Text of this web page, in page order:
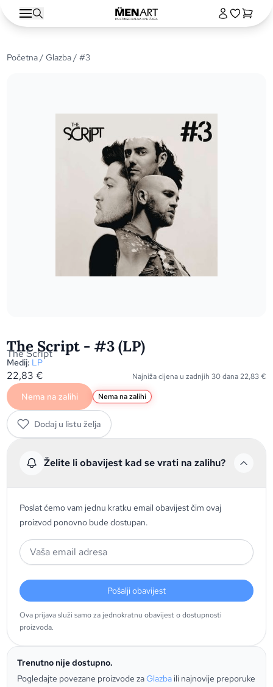
Početna/Glazba/ #3
The Script - #3 (LP)
The Script
Medij: LP
22,83€ Najniža cijena u zadnjih 30 dana 22,83€
Nema na zalihi Nema na zalihi
Dodaj u listu želja
Želite li obavijest kad se vrati na zalihu?
Poslat ćemo vam jednu kratku email obavijest čim ovaj
proizvod ponovno bude dostupan.
Pošalji obavijest
Ova prijava služi samo za jednokratnu obavijest o dostupnosti
proizvoda.
Trenutno nije dostupno.
Pogledajte povezane proizvode zaGlazba ili najnovije preporuke